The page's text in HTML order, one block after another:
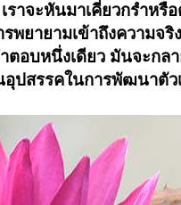
ราจะหันมาเคี่ยวกรำหรื
พยายามเข้าถึงความจ
ตอบหนึ่งเดียว มันจะกล
อุปสรรคในการพัฒนาตัว